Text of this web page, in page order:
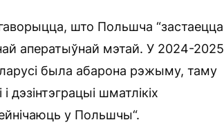
што Польшча “застаецца
аператыўнай мэтай. У 2024-2025
была абарона рэжыму, таму
дэзінтэграцыі шматлікіх
у Польшчы“.